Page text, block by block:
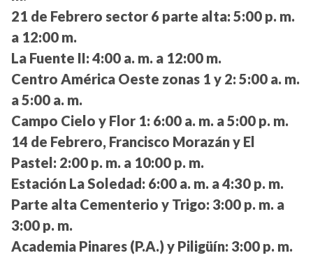
21 de Febrero sector 6 parte alta: 5:00 p. m.
a 12:00 m.
La Fuente II: 4:00 a. m. a 12:00 m.
Centro América Oeste zonas 1 y 2: 5:00 a. m.
a 5:00 a. m.
Campo Cielo y Flor 1: 6:00 a. m. a 5:00 p. m.
14 de Febrero, Francisco Morazán y El
Pastel: 2:00 p. m. a 10:00 p. m.
Estación La Soledad: 6:00 a. m. a 4:30 p. m.
Parte alta Cementerio y Trigo: 3:00 p. m. a
3:00 p. m.
Academia Pinares (P.A.) y Piligüín: 3:00 p. m.